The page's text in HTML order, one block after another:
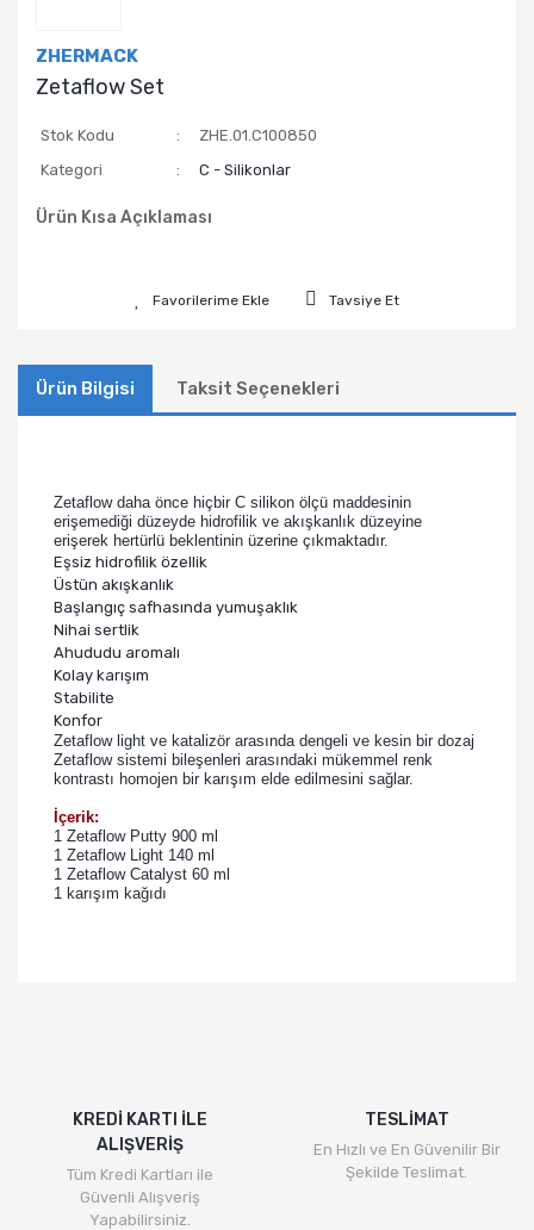
ZHERMACK
Zetaflow Set
Stok Kodu
ZHE.01.C100850
Kategori
C - Silikonlar
Ürün Kısa Açıklaması
Tavsiye Et
Ürün Bilgisi Taksit Seçenekleri
Zetaflow daha önce hiçbir C silikon ölçü maddesinin
erişemediği düzeyde hidrofilik ve akışkanlık düzeyine
erişerek hertürlü beklentinin üzerine çıkmaktadır.
Eşsiz hidrofilik özellik
Üstün akışkanlık
Başlangıç safhasında yumuşaklık
Nihai sertlik
Ahududu aromalı
Kolay karışım
Stabilite
Konfor
Zetaflow light ve katalizör arasında dengeli ve kesin bir dozaj
Zetaflow sistemi bileşenleri arasındaki mükemmel renk
kontrastı homojen bir karışım elde edilmesini sağlar.
İçerik:
1 Zetaflow Putty 900 ml
1 Zetaflow Light 140 ml
1 Zetaflow Catalyst 60 ml
1 karışım kağıdı
KREDİ KARTI İLE
ALIŞVERİŞ
Tüm Kredi Kartları ile
Güvenli Alışveriş
Yapabilirsiniz.
TESLİMAT
En Hızlı ve En Güvenilir Bir
Şekilde Teslimat.